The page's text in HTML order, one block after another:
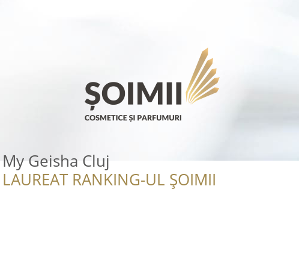
My Geisha Cluj
LAUREAT RANKING-UL ȘOIMII